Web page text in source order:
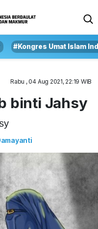
#Kongres Umat Islam
Rabu , 04 Aug 2021, 22:19 WIB
binti Jahsy